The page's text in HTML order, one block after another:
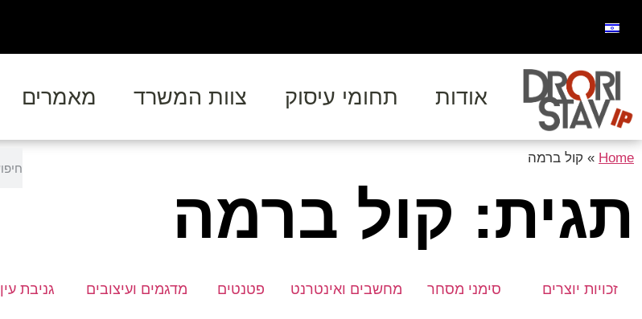
אודות תחומי עיסוק צוות המשרד מאמרים
Home
» קול ברמה
תגית: קול ברמה
זכויות יוצרים סימני מסחר מחשבים ואינטרנט פטנטים מדגמים ועיצובים גניבת עין